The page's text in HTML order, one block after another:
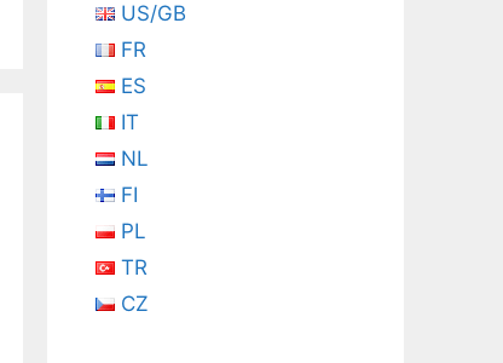
US/GB
FR
ES
IT
NL
FI
PL
TR
CZ